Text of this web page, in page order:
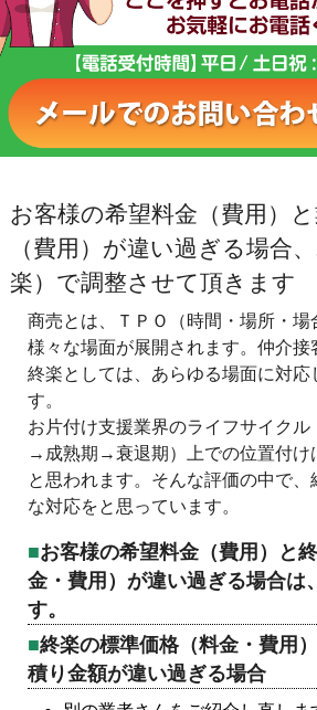
お客様の希望料金（費用）
（費用）が違い過ぎる場合
楽）で調整させて頂きます
商売とは、ＴＰＯ（時間・場所・場
様々な場面が展開されます。仲介接
終楽としては、あらゆる場面に対応
す。
お片付け支援業界のライフサイク
→成熟期→衰退期）上での位置付け
と思われます。そんな評価の中で、
な対応をと思っています。
お客様の希望料金（費用）と
金・費用）が違い過ぎる場合は
す。
終楽の標準価格（料金・費用
積り金額が違い過ぎる場合